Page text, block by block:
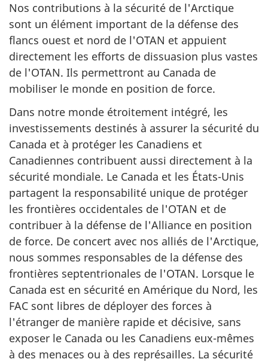
Nos contributions à la sécurité de l'Arctique
sont un élément important de la défense des
flancs ouest et nord de l'OTAN et appuient
directement les efforts de dissuasion plus vastes
de l'OTAN. Ils permettront au Canada de
mobiliser le monde en position de force.
Dans notre monde étroitement intégré, les
investissements destinés à assurer la sécurité du
Canada et à protéger les Canadiens et
Canadiennes contribuent aussi directement à la
sécurité mondiale. Le Canada et les États-Unis
partagent la responsabilité unique de protéger
les frontières occidentales de l'OTAN et de
contribuer à la défense de l'Alliance en position
de force. De concert avec nos alliés de l'Arctique,
nous sommes responsables de la défense des
frontières septentrionales de l'OTAN. Lorsque le
Canada est en sécurité en Amérique du Nord, les
FAC sont libres de déployer des forces à
l'étranger de manière rapide et décisive, sans
exposer le Canada ou les Canadiens eux-mêmes
à des menaces ou à des représailles. La sécurité